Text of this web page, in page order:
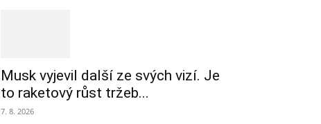
Musk vyjevil další ze svých vizí. Je
to raketový růst tržeb...
7. 8. 2026